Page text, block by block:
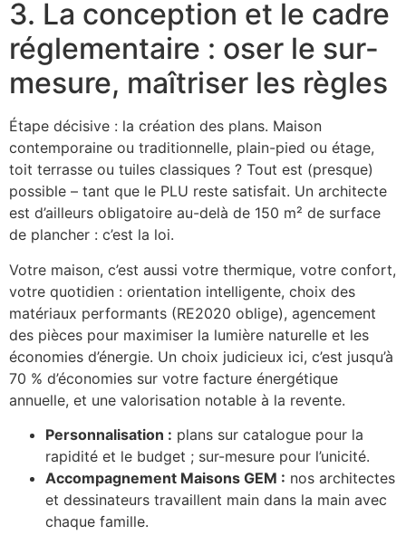
3. La conception et le cadre
réglementaire : oser le sur-
mesure, maîtriser les règles
Étape décisive : la création des plans. Maison
contemporaine ou traditionnelle, plain-pied ou étage,
toit terrasse ou tuiles classiques ? Tout est (presque)
possible – tant que le PLU reste satisfait. Un architecte
est d’ailleurs obligatoire au-delà de 150 m² de surface
de plancher : c’est la loi.
Votre maison, c’est aussi votre thermique, votre confort,
votre quotidien : orientation intelligente, choix des
matériaux performants (RE2020 oblige), agencement
des pièces pour maximiser la lumière naturelle et les
économies d’énergie. Un choix judicieux ici, c’est jusqu’à
70 % d’économies sur votre facture énergétique
annuelle, et une valorisation notable à la revente.
Personnalisation : plans sur catalogue pour la
rapidité et le budget ; sur-mesure pour l’unicité.
Accompagnement Maisons GEM : nos architectes
et dessinateurs travaillent main dans la main avec
chaque famille.